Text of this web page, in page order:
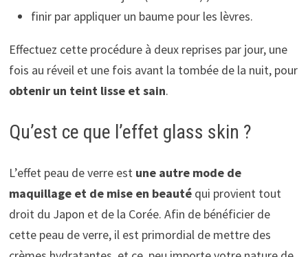
finir par appliquer un baume pour les lèvres.
Effectuez cette procédure à deux reprises par jour, une
fois au réveil et une fois avant la tombée de la nuit, pour
obtenir un teint lisse et sain.
Qu’est ce que l’effet glass skin ?
L’effet peau de verre est une autre mode de
maquillage et de mise en beautéqui provient tout
droit du Japon et de la Corée. Afin de bénéficier de
cette peau de verre, il est primordial de mettre des